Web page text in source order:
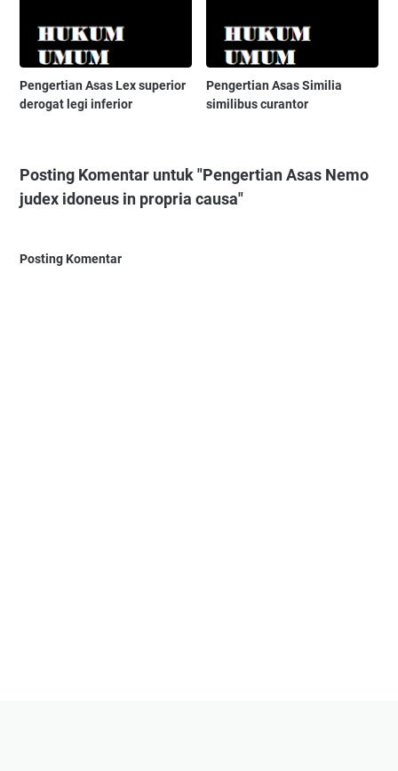
Pengertian Asas Lex superior
derogat legi inferior
Pengertian Asas Similia
similibus curantor
Posting Komentar untuk "Pengertian Asas Nemo
judex idoneus in propria causa"
Posting Komentar